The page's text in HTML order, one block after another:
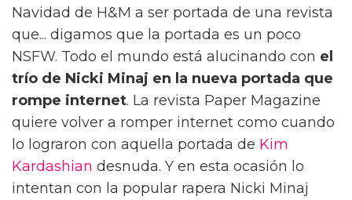
Navidad de H&M a ser portada de una revista
que... digamos que la portada es un poco
NSFW. Todo el mundo está alucinando con el
trío de Nicki Minaj en la nueva portada que
rompe internet. La revista Paper Magazine
quiere volver a romper internet como cuando
lo lograron con aquella portada de Kim
Kardashian desnuda. Y en esta ocasión lo
intentan con la popular rapera Nicki Minaj